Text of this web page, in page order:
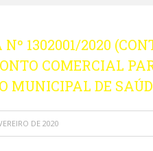
Nº 1302001/2020
COMERCIAL
MUNICIPAL DE
DE 2020